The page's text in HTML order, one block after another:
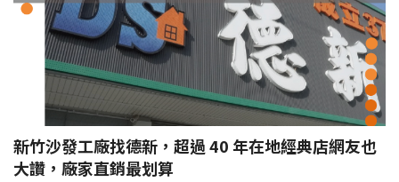
新竹沙發工廠找德新，超過 40 年在地經典店網友也
大讚，廠家直銷最划算